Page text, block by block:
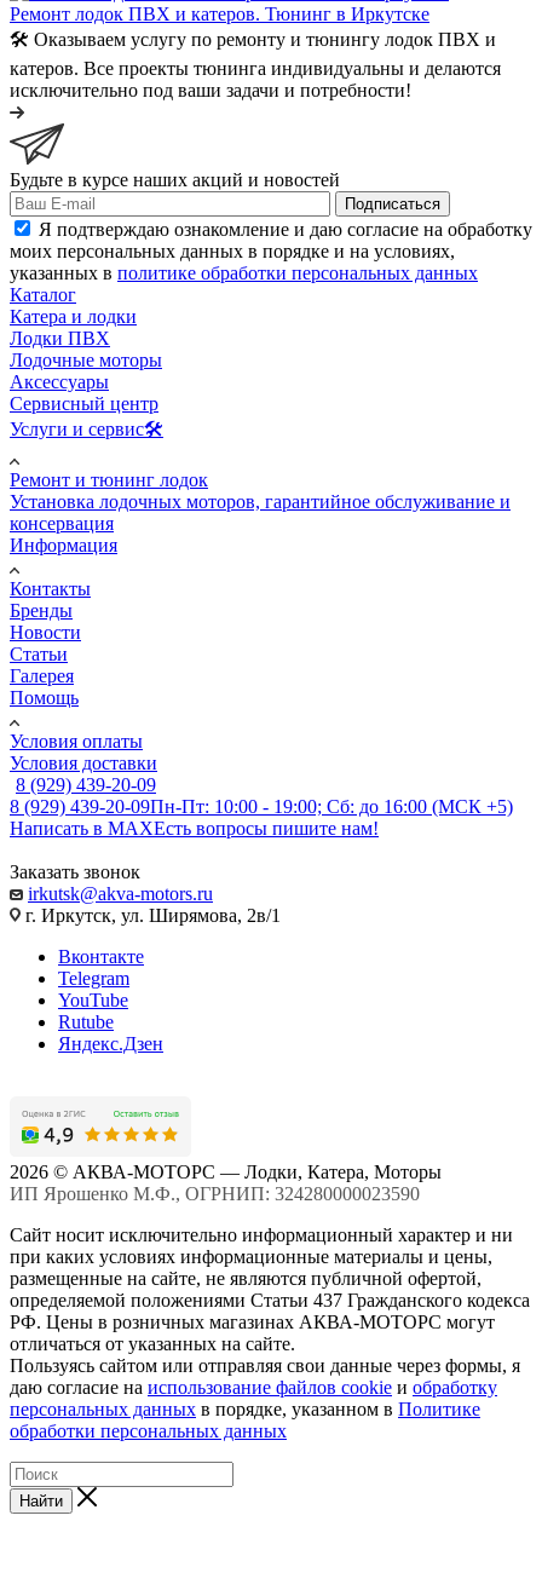
Ремонт лодок ПВХ и катеров. Тюнинг в Иркутске
🛠️ Оказываем услугу по ремонту и тюнингу лодок ПВХ и
катеров. Все проекты тюнинга индивидуальны и делаются
исключительно под ваши задачи и потребности!
Будьте в курсе наших акций и новостей
Подписаться
Я подтверждаю ознакомление и даю согласие на обработку
моих персональных данных в порядке и на условиях,
указанных в политике обработки персональных данных
Каталог
Катера и лодки
Лодки ПВХ
Лодочные моторы
Аксессуары
Сервисный центр
Услуги и сервис🛠️
Ремонт и тюнинг лодок
Установка лодочных моторов, гарантийное обслуживание и
консервация
Информация
Контакты
Бренды
Новости
Статьи
Галерея
Помощь
Условия оплаты
Условия доставки
8 (929) 439-20-09
8 (929) 439-20-09Пн-Пт: 10:00 - 19:00; Сб: до 16:00 (МСК +5)
Написать в MAXЕсть вопросы пишите нам!
Заказать звонок
irkutsk@akva-motors.ru
г. Иркутск, ул. Ширямова, 2в/1
Вконтакте
Telegram
YouTube
Rutube
Яндекс.Дзен
2026 © АКВА-МОТОРС — Лодки, Катера, Моторы
ИП Ярошенко М.Ф., ОГРНИП: 324280000023590
Сайт носит исключительно информационный характер и ни
при каких условиях информационные материалы и цены,
размещенные на сайте, не являются публичной офертой,
определяемой положениями Статьи 437 Гражданского кодекса
РФ. Цены в розничных магазинах АКВА-МОТОРС могут
отличаться от указанных на сайте.
Пользуясь сайтом или отправляя свои данные через формы, я
даю согласие на использование файлов cookie и обработку
персональных данных в порядке, указанном в Политике
обработки персональных данных
Найти